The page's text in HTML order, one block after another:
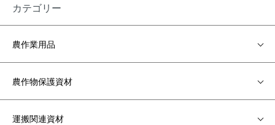
カテゴリー
農作業用品
農作物保護資材
運搬関連資材